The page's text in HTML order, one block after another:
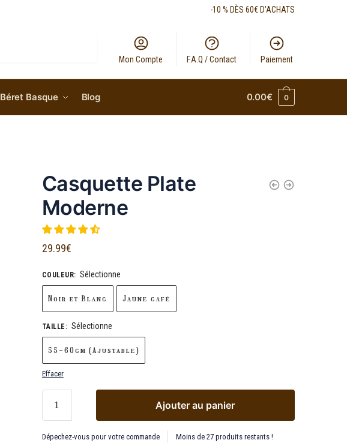
-10 % DÈS 60€ D’ACHATS
Mon Compte F.A.Q / Contact Paiement
Béret Basque Blog 0.00€ 0
Casquette Plate
Moderne
29.99€
COULEUR: Sélectionne
Noir et Blanc Jaune café
TAILLE : Sélectionne
55-60cm (Ajustable)
Effacer
Ajouter au panier
Dépechez-vous pour votre commande Moins de 27 produits restants !